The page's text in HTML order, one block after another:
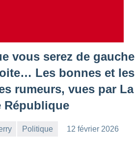
vous serez de gauche
Les bonnes et les
rumeurs, vues par La
République
Politique
12 février 2026